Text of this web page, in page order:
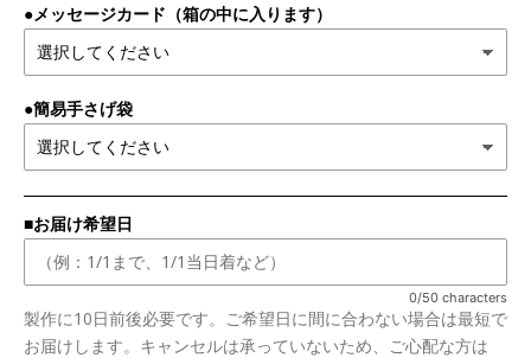
●メッセージカード（箱の中に入ります）
●簡易手さげ袋
■お届け希望日
0/50 characters
製作に10日前後必要です。ご希望日に間に合わない場合は最短で
お届けします。キャンセルは承っていないため、ご心配な方は